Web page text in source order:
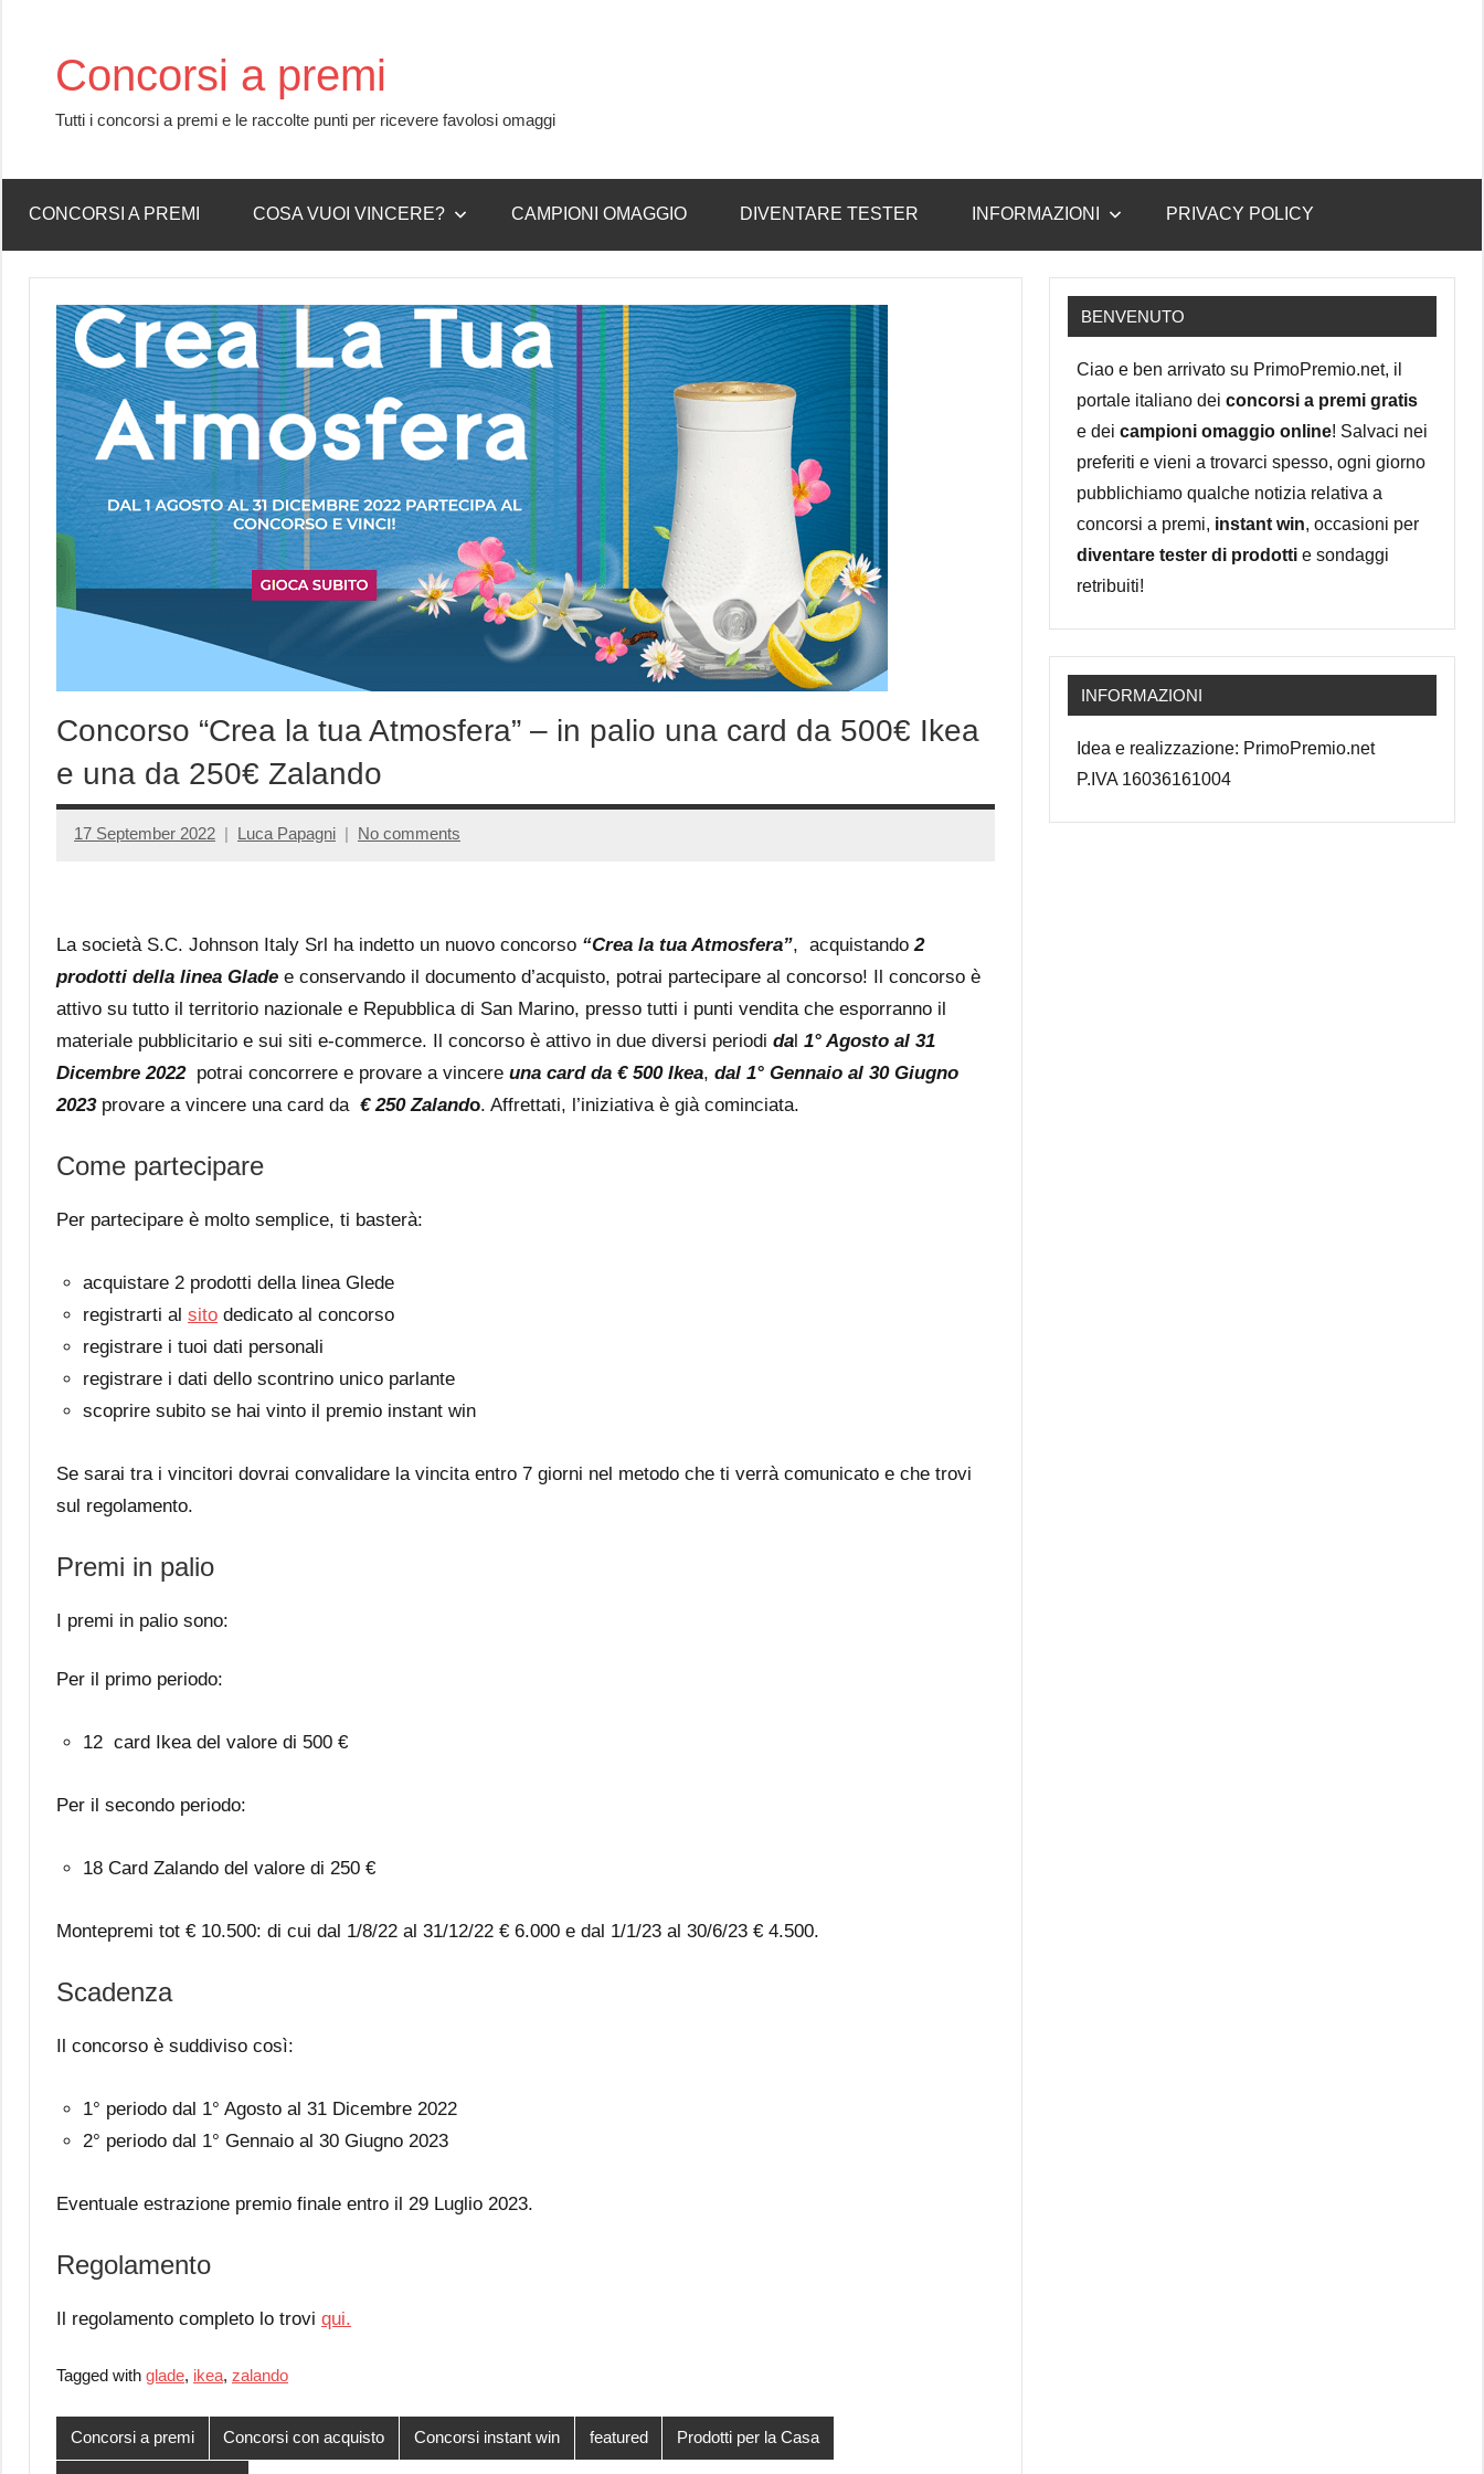
contentConcorsi a premi
Tutti i concorsi a premi e le raccolte punti per ricevere favolosi omaggi
CONCORSI A PREMI COSA VUOI VINCERE? CAMPIONI OMAGGIO DIVENTARE TESTER INFORMAZIONI PRIVACY POLICY
Concorso “Crea la tua Atmosfera” – in palio una card da 500€ Ikea
e una da 250€ Zalando
17 September 2022 Luca Papagni No comments
La società S.C. Johnson Italy Srl ha indetto un nuovo concorso “Crea la tua Atmosfera”, acquistando2
prodotti della linea Glade e conservando il documento d’acquisto, potrai partecipare al concorso! Il concorso è
attivo su tutto il territorio nazionale e Repubblica di San Marino, presso tutti i punti vendita che esporranno il
materiale pubblicitario e sui siti e-commerce. Il concorso è attivo in due diversi periodi dal 1° Agosto al 31
Dicembre 2022potrai concorrere e provare a vincere una card da € 500 Ikea, dal 1° Gennaio al 30 Giugno
2023provare a vincere una card da € 250 Zalando. Affrettati, l’iniziativa è già cominciata.
Come partecipare
Per partecipare è molto semplice, ti basterà:
acquistare 2 prodotti della linea Glede
registrarti al sito dedicato al concorso
registrare i tuoi dati personali
registrare i dati dello scontrino unico parlante
scoprire subito se hai vinto il premio instant win
Se sarai tra i vincitori dovrai convalidare la vincita entro 7 giorni nel metodo che ti verrà comunicato e che trovi
sul regolamento.
Premi in palio
I premi in palio sono:
Per il primo periodo:
12 card Ikea del valore di 500 €
Per il secondo periodo:
18 Card Zalando del valore di 250 €
Montepremi tot € 10.500: di cui dal 1/8/22 al 31/12/22 € 6.000 e dal 1/1/23 al 30/6/23 € 4.500.
Scadenza
Il concorso è suddiviso così:
1° periodo dal 1° Agosto al 31 Dicembre 2022
2° periodo dal 1° Gennaio al 30 Giugno 2023
Eventuale estrazione premio finale entro il 29 Luglio 2023.
Regolamento
Il regolamento completo lo trovi qui.
Tagged with glade, ikea, zalando
Concorsi a premi Concorsi con acquisto Concorsi instant win featured Prodotti per la Casa
BENVENUTO
Ciao e ben arrivato su PrimoPremio.net, il
portale italiano dei concorsi a premi gratis
e dei campioni omaggio online! Salvaci nei
preferiti e vieni a trovarci spesso, ogni giorno
pubblichiamo qualche notizia relativa a
concorsi a premi, instant win, occasioni per
diventare tester di prodotti e sondaggi
retribuiti!
INFORMAZIONI
Idea e realizzazione: PrimoPremio.net
P.IVA 16036161004